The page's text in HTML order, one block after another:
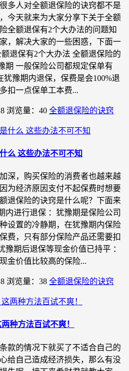
多人对全额退保险的诀窍都不是
今天就来为大家分享下关于全额
全额退保有2个大办法的问题知
，解决大家的一些困惑，下面一
退保有2个大办法 全额退保险的
期 一般保险公司都规定保单有
犹豫期内退保，保费是会100%退
扣一点保单工本费...
浏览量：40 全额退保险的诀窍
么 这些办法不可不知
深，购买保险的消费者也越来越
为经济原因支付不起保费时想要
退保险的诀窍是什么呢？下面来
内进行退保 ：犹豫期是保险公司
设置的冷静期，在犹豫期内保险
费，只有部分保险产品还需要扣
豫期后退保等现金价值已持平 ：
金价值比较高的保险...
浏览量：38 全额退保险的诀窍
种方法百试不爽！
款的情况下就买了不适合自己的
给自己造成经济损失，那么有没